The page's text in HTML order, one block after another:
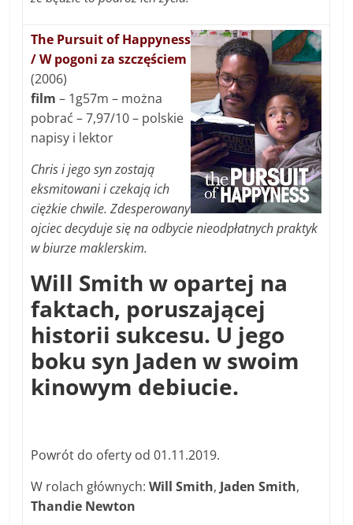
The Pursuit of Happyness
/ W pogoni za szczęściem
(2006)
film – 1g57m – można
pobrać – 7,97/10 – polskie
napisy i lektor
Chris i jego syn zostają
eksmitowani i czekają ich
ciężkie chwile. Zdesperowany
ojciec decyduje się na odbycie nieodpłatnych praktyk
w biurze maklerskim.
Will Smith w opartej na
faktach, poruszającej
historii sukcesu. U jego
boku syn Jaden w swoim
kinowym debiucie.
Powrót do oferty od 01.11.2019.
W rolach głównych:Will Smith, Jaden Smith,
Thandie Newton